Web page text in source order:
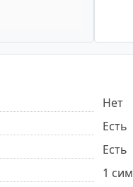
Нет
Есть
Есть
1 сим